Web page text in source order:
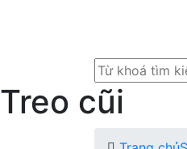
Treo cũi